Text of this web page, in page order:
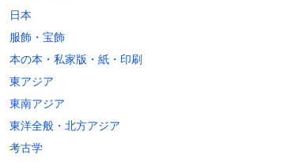
日本
服飾・宝飾
本の本・私家版・紙・印刷
東アジア
東南アジア
東洋全般・北方アジア
考古学